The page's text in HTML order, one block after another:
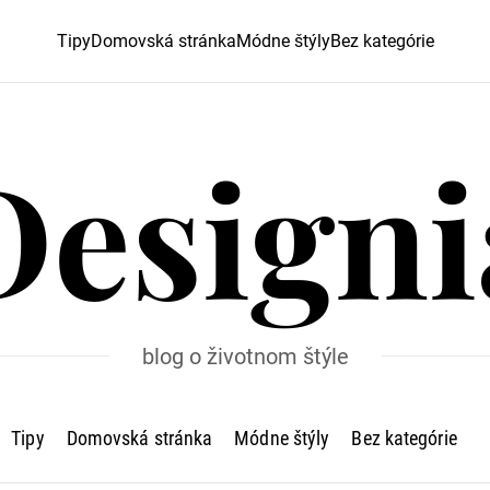
TipyDomovská stránkaMódne štýlyBez kategórie
blog o životnom štýle
Tipy Domovská stránka Módne štýly Bez kategórie